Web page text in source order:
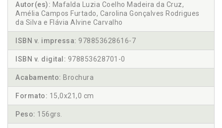
Autor(es): Mafalda Luzia Coelho Madeira da Cruz,
Amélia Campos Furtado, Carolina Gonçalves Rodrigues
da Silva e Flávia Alvine Carvalho
ISBN v. impressa: 978853628616-7
ISBN v. digital: 978853628701-0
Acabamento: Brochura
Formato: 15,0x21,0 cm
Peso: 156grs.